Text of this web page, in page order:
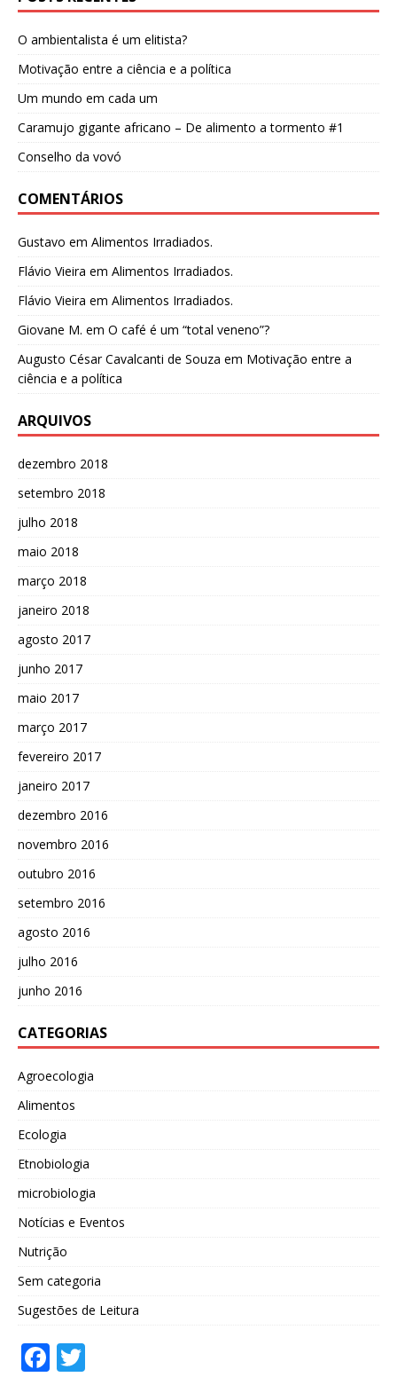
O ambientalista é um elitista?
Motivação entre a ciência e a política
Um mundo em cada um
Caramujo gigante africano – De alimento a tormento #1
Conselho da vovó
COMENTÁRIOS
Gustavo em Alimentos Irradiados.
Flávio Vieira em Alimentos Irradiados.
Flávio Vieira em Alimentos Irradiados.
Giovane M. em O café é um “total veneno”?
Augusto César Cavalcanti de Souza em Motivação entre a
ciência e a política
ARQUIVOS
dezembro 2018
setembro 2018
julho 2018
maio 2018
março 2018
janeiro 2018
agosto 2017
junho 2017
maio 2017
março 2017
fevereiro 2017
janeiro 2017
dezembro 2016
novembro 2016
outubro 2016
setembro 2016
agosto 2016
julho 2016
junho 2016
CATEGORIAS
Agroecologia
Alimentos
Ecologia
Etnobiologia
microbiologia
Notícias e Eventos
Nutrição
Sem categoria
Sugestões de Leitura
F